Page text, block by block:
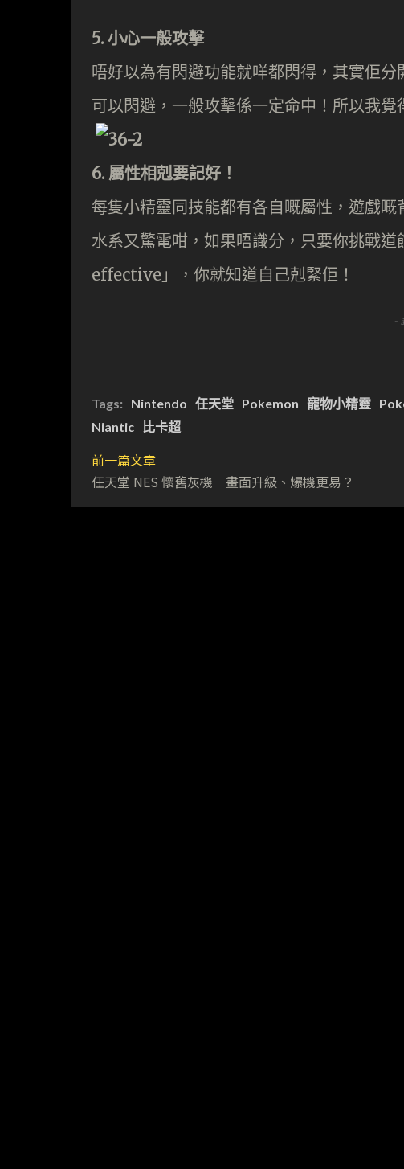
5. 小心一般攻擊
唔好以為有閃避功能就咩都閃得，其實佢
可以閃避，一般攻擊係一定命中！所以我覺
6. 屬性相剋要記好！
每隻小精靈同技能都有各自嘅屬性，遊戲
水系又驚電咁，如果唔識分，只要你挑戰
effective」，你就知道自己剋緊佢！
-
Tags: Nintendo 任天堂 Pokemon 寵物小精靈
Niantic
比卡超
前一篇文章
任天堂 NES 懷舊灰機 畫面升級、爆機更易？